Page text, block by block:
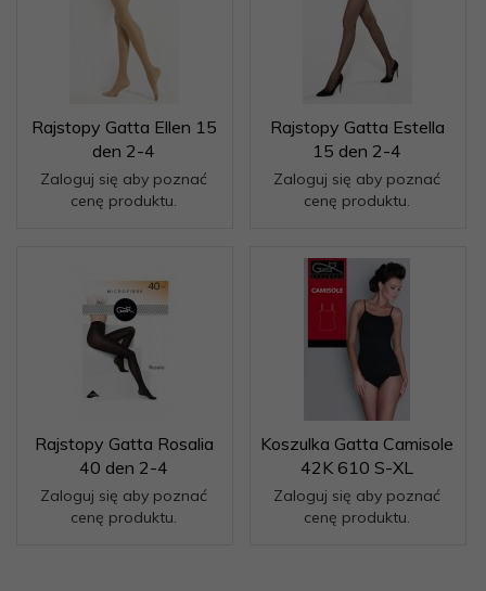
Rajstopy Gatta Ellen 15
den 2-4
Zaloguj się aby poznać
cenę produktu.
Rajstopy Gatta Estella
15 den 2-4
Zaloguj się aby poznać
cenę produktu.
Rajstopy Gatta Rosalia
40 den 2-4
Zaloguj się aby poznać
cenę produktu.
Koszulka Gatta Camisole
42K 610 S-XL
Zaloguj się aby poznać
cenę produktu.